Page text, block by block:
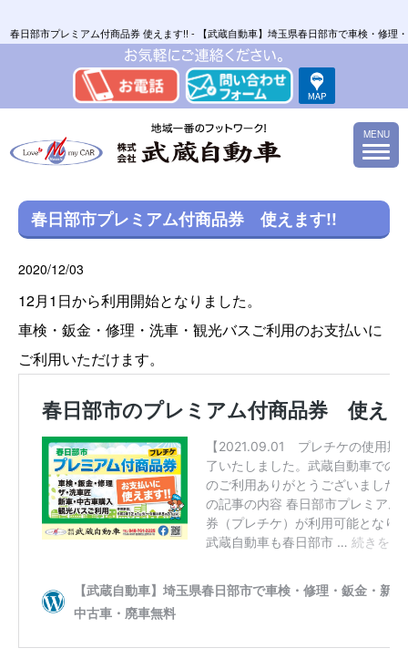
春日部市プレミアム付商品券 使えます!! - 【武蔵自動車】埼玉県春日部市で車検・修理
MENU
春日部市プレミアム付商品券 使えます!!
2020/12/03
12月1日から利用開始となりました。
車検・鈑金・修理・洗車・観光バスご利用のお支払いに
ご利用いただけます。